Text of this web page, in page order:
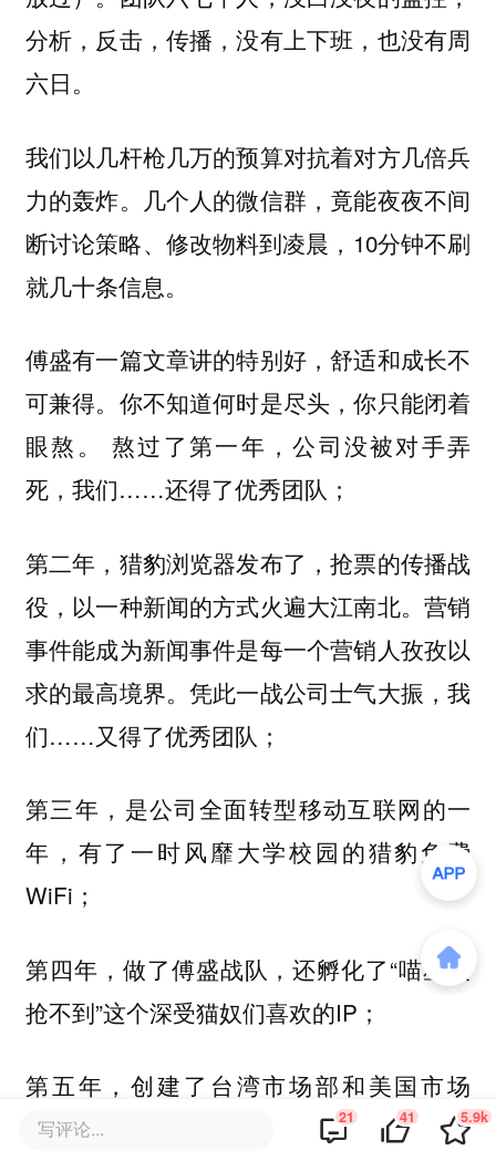
分析，反击，传播，没有上下班，也没有周
六日。
我们以几杆枪几万的预算对抗着对方几倍兵
力的轰炸。几个人的微信群，竟能夜夜不间
断讨论策略、修改物料到凌晨，10分钟不刷
就几十条信息。
傅盛有一篇文章讲的特别好，舒适和成长不
可兼得。你不知道何时是尽头，你只能闭着
眼熬。 熬过了第一年，公司没被对手弄
死，我们……还得了优秀团队；
第二年，猎豹浏览器发布了，抢票的传播战
役，以一种新闻的方式火遍大江南北。营销
事件能成为新闻事件是每一个营销人孜孜以
求的最高境界。凭此一战公司士气大振，我
们……又得了优秀团队；
第三年，是公司全面转型移动互联网的一
年，有了一时风靡大学校园的猎豹免费
WiFi；
第四年，做了傅盛战队，还孵化了“喵星人
抢不到”这个深受猫奴们喜欢的IP；
第五年，创建了台湾市场部和美国市场
部……
写评论... 21 41 5.9k